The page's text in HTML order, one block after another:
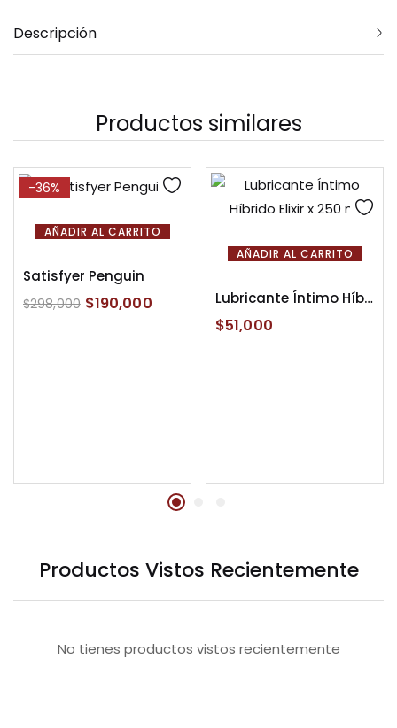
Descripción
Productos similares
AÑADIR AL CARRITO
-36%
Satisfyer Penguin
$298,000 $190,000
AÑADIR AL CARRITO
Lubricante Íntimo Híbrido Elixir x 250 ml
$51,000
Productos Vistos Recientemente
No tienes productos vistos recientemente